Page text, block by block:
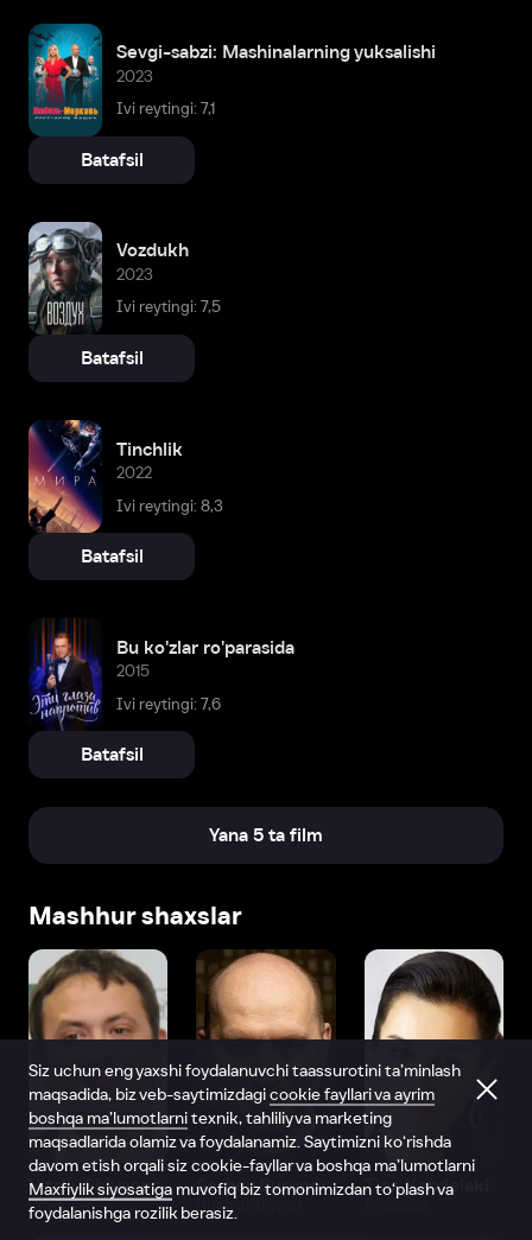
Sevgi-sabzi: Mashinalarning yuksalishi
2023
Ivi reytingi: 7,1
Batafsil
Vozdukh
2023
Ivi reytingi: 7,5
Batafsil
Tinchlik
2022
Ivi reytingi: 8,3
Batafsil
Bu ko'zlar ro'parasida
2015
Ivi reytingi: 7,6
Batafsil
Yana 5 ta film
Mashhur shaxslar
Vitaliy Shlyappo
Produser
Sergey Burunov
Dublyaj aktyori
Tina Kandelaki
Siz uchun eng yaxshi foydalanuvchi taassurotini ta’minlash
maqsadida, biz veb-saytimizdagicookie fayllari va ayrim
boshqa ma’lumotlarnitexnik, tahliliy va marketing
maqsadlarida olamiz va foydalanamiz. Saytimizni ko‘rishda
davom etish orqali siz cookie-fayllar va boshqa ma’lumotlarni
Maxfiylik siyosatiga muvofiq biz tomonimizdan to‘plash va
foydalanishga rozilik berasiz.